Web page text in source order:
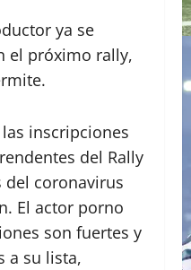
ya se
el próximo rally,
inscripciones
del Rally
del coronavirus
El actor porno
son fuertes y
a su lista,